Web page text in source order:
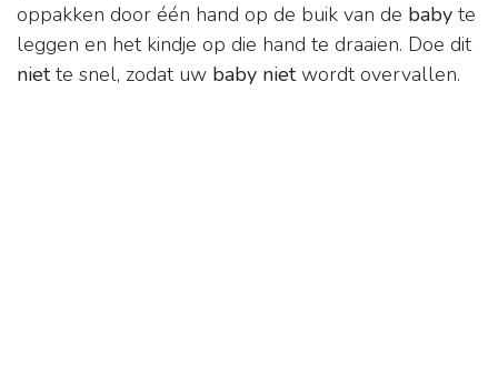
oppakken door één hand op de buik van de baby te
leggen en het kindje op die hand te draaien. Doe dit
niette snel, zodat uw baby nietwordt overvallen.